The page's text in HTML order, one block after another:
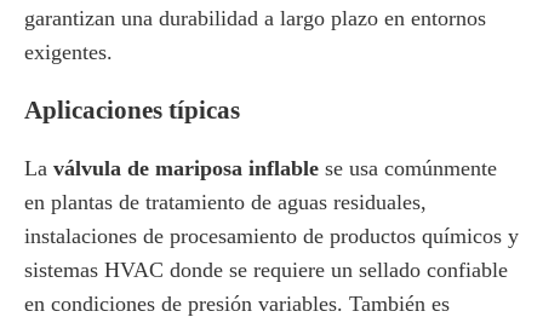
garantizan una durabilidad a largo plazo en entornos
exigentes.
Aplicaciones típicas
La válvula de mariposa inflable se usa comúnmente
en plantas de tratamiento de aguas residuales,
instalaciones de procesamiento de productos químicos y
sistemas HVAC donde se requiere un sellado confiable
en condiciones de presión variables. También es